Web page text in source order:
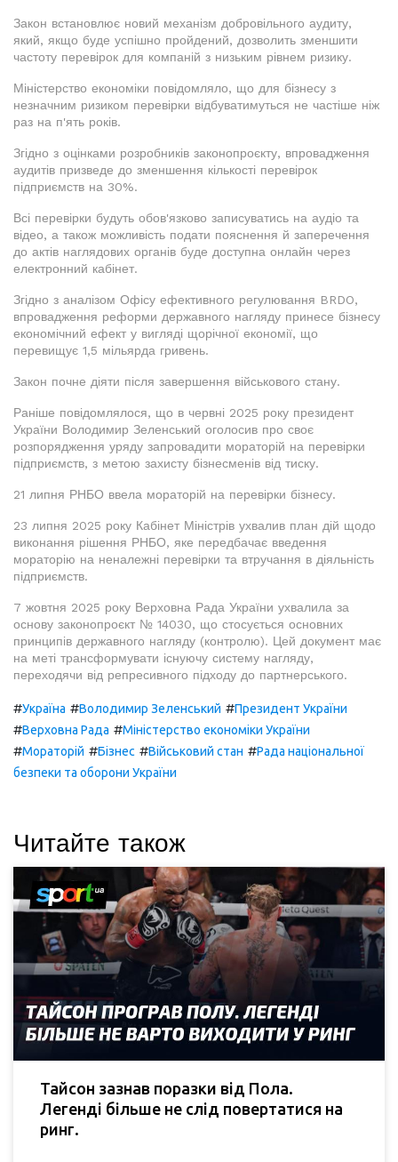
Закон встановлює новий механізм добровільного аудиту,
який, якщо буде успішно пройдений, дозволить зменшити
частоту перевірок для компаній з низьким рівнем ризику.
Міністерство економіки повідомляло, що для бізнесу з
незначним ризиком перевірки відбуватимуться не частіше ніж
раз на п'ять років.
Згідно з оцінками розробників законопроєкту, впровадження
аудитів призведе до зменшення кількості перевірок
підприємств на 30%.
Всі перевірки будуть обов'язково записуватись на аудіо та
відео, а також можливість подати пояснення й заперечення
до актів наглядових органів буде доступна онлайн через
електронний кабінет.
Згідно з аналізом Офісу ефективного регулювання BRDO,
впровадження реформи державного нагляду принесе бізнесу
економічний ефект у вигляді щорічної економії, що
перевищує 1,5 мільярда гривень.
Закон почне діяти після завершення військового стану.
Раніше повідомлялося, що в червні 2025 року президент
України Володимир Зеленський оголосив про своє
розпорядження уряду запровадити мораторій на перевірки
підприємств, з метою захисту бізнесменів від тиску.
21 липня РНБО ввела мораторій на перевірки бізнесу.
23 липня 2025 року Кабінет Міністрів ухвалив план дій щодо
виконання рішення РНБО, яке передбачає введення
мораторію на неналежні перевірки та втручання в діяльність
підприємств.
7 жовтня 2025 року Верховна Рада України ухвалила за
основу законопроєкт № 14030, що стосується основних
принципів державного нагляду (контролю). Цей документ має
на меті трансформувати існуючу систему нагляду,
переходячи від репресивного підходу до партнерського.
#Україна #Володимир Зеленський #Президент України
#Верховна Рада #Міністерство економіки України
#Мораторій #Бізнес #Військовий стан #Рада національної
безпеки та оборони України
Читайте також
Тайсон зазнав поразки від Пола.
Легенді більше не слід повертатися на
ринг.